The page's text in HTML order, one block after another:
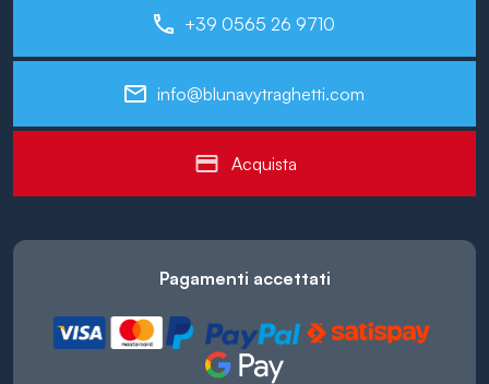
+39 0565 26 9710
info@blunavytraghetti.com
Acquista
Pagamenti accettati